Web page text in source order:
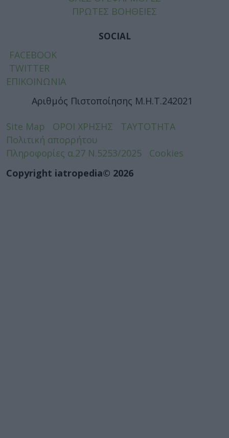
ΠΡΩΤΕΣ ΒΟΗΘΕΙΕΣ
SOCIAL
FACEBOOK
TWITTER
ΕΠΙΚΟΙΝΩΝΙΑ
Αριθμός Πιστοποίησης Μ.Η.Τ.242021
Site Map ΟΡΟΙ ΧΡΗΣΗΣ
ΤΑΥΤΟΤΗΤΑ
Πολιτική απορρήτου
Πληροφορίες α.27 Ν.5253/2025
Cookies
Copyright iatropedia© 2026